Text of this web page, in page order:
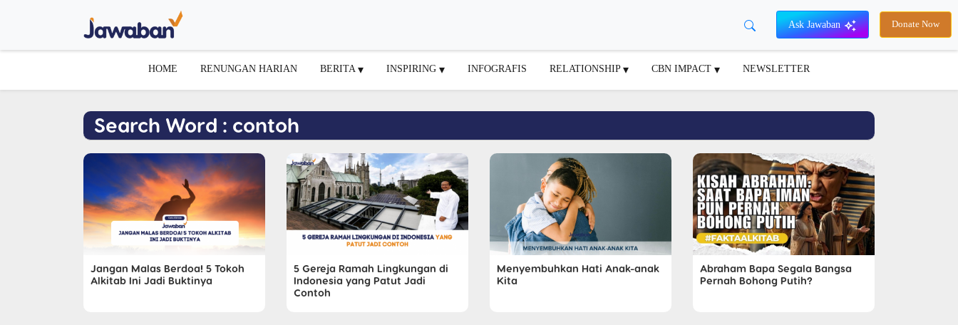
Ask Jawaban Donate Now
HOME RENUNGAN HARIAN BERITA INSPIRING INFOGRAFIS RELATIONSHIP CBN IMPACT NEWSLETTER
Search Word : contoh
Jangan Malas Berdoa! 5 Tokoh
Alkitab Ini Jadi Buktinya
5 Gereja Ramah Lingkungan di
Indonesia yang Patut Jadi
Contoh
Menyembuhkan Hati Anak-anak
Kita
Abraham Bapa Segala Bangsa
Pernah Bohong Putih?